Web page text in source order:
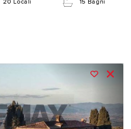
20 Locali 15 Bagni